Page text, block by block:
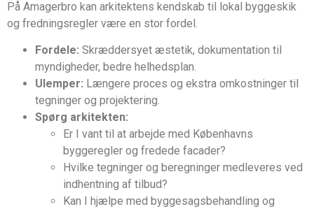
På Amagerbro kan arkitektens kendskab til lokal byggeskik
og fredningsregler være en stor fordel.
Fordele: Skræddersyet æstetik, dokumentation til
myndigheder, bedre helhedsplan.
Ulemper: Længere proces og ekstra omkostninger til
tegninger og projektering.
Spørg arkitekten:
Er I vant til at arbejde med Københavns
byggeregler og fredede facader?
Hvilke tegninger og beregninger medleveres ved
indhentning af tilbud?
Kan I hjælpe med byggesagsbehandling og